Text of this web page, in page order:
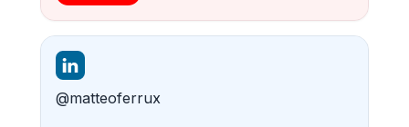
@matteoferrux